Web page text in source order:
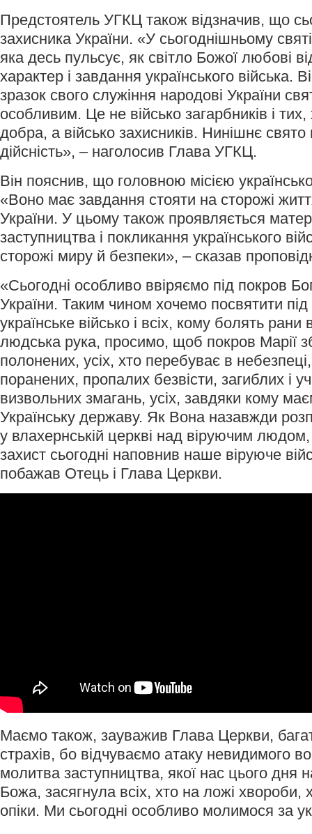
Предстоятель УГКЦ також відзначив, що
захисника України. «У сьогоднішньому
яка десь пульсує, як світло Божої любові
характер і завдання українського війська.
зразок свого служіння народові України
особливим. Це не військо загарбників і
добра, а військо захисників. Нинішнє
дійсність», – наголосив Глава УГКЦ.
Він пояснив, що головною місією
«Воно має завдання стояти на сторожі
України. У цьому також проявляється
заступництва і покликання українського
сторожі миру й безпеки», – сказав
«Сьогодні особливо ввіряємо під покров
України. Таким чином хочемо посвятити
українське військо і всіх, кому болять
людська рука, просимо, щоб покров Марії
полонених, усіх, хто перебуває в
поранених, пропалих безвісти, загиблих і
визвольних змагань, усіх, завдяки кому
Українську державу. Як Вона назавжди
у влахернській церкві над віруючим
захист сьогодні наповнив наше віруюче
побажав Отець і Глава Церкви.
Маємо також, зауважив Глава Церкви,
страхів, бо відчуваємо атаку невидимого
молитва заступництва, якої нас цього дня
Божа, засягнула всіх, хто на ложі хвороби,
опіки. Ми сьогодні особливо молимося за